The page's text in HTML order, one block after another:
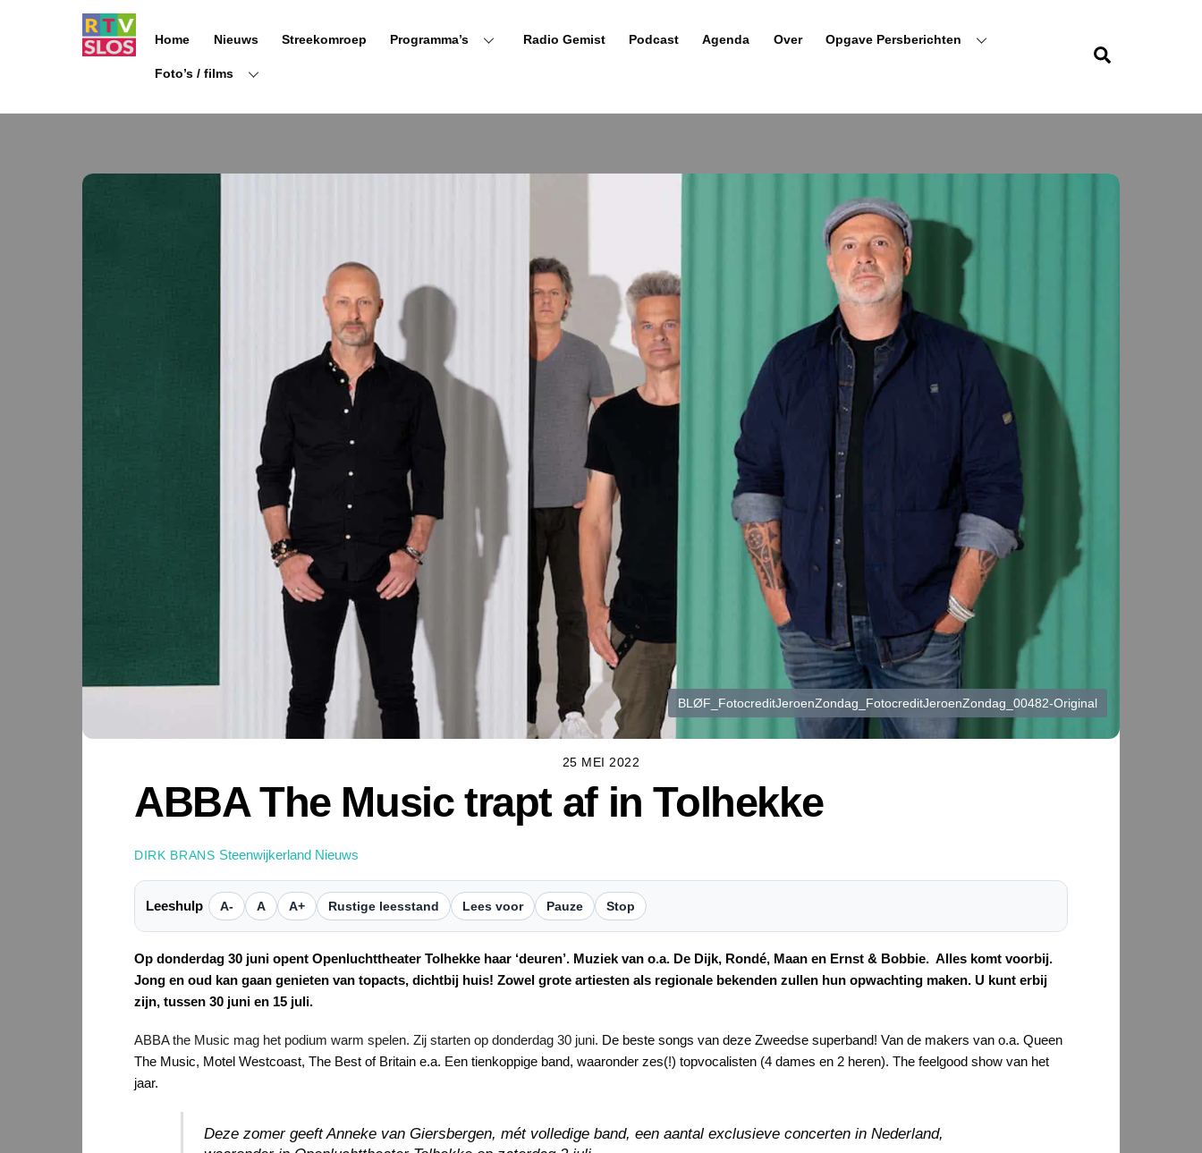
Home Nieuws Streekomroep Programma’s Radio Gemist Podcast Agenda Over Opgave Persberichten
Foto’s / films
BLØF_FotocreditJeroenZondag_FotocreditJeroenZondag_00482-Original
25 MEI 2022
ABBA The Music trapt af in Tolhekke
DIRK BRANS Steenwijkerland Nieuws
Leeshulp A- A A+ Rustige leesstand Lees voor Pauze Stop
Op donderdag 30 juni opent Openluchttheater Tolhekke haar ‘deuren’. Muziek van o.a. De Dijk, Rondé, Maan en Ernst & Bobbie. Alles komt voorbij.
Jong en oud kan gaan genieten van topacts, dichtbij huis! Zowel grote artiesten als regionale bekenden zullen hun opwachting maken. U kunt erbij
zijn, tussen 30 juni en 15 juli.
ABBA the Music mag het podium warm spelen. Zij starten op donderdag 30 juni. De beste songs van deze Zweedse superband! Van de makers van o.a. Queen
The Music, Motel Westcoast, The Best of Britain e.a. Een tienkoppige band, waaronder zes(!) topvocalisten (4 dames en 2 heren). The feelgood show van het
jaar.
Deze zomer geeft Anneke van Giersbergen, mét volledige band, een aantal exclusieve concerten in Nederland,